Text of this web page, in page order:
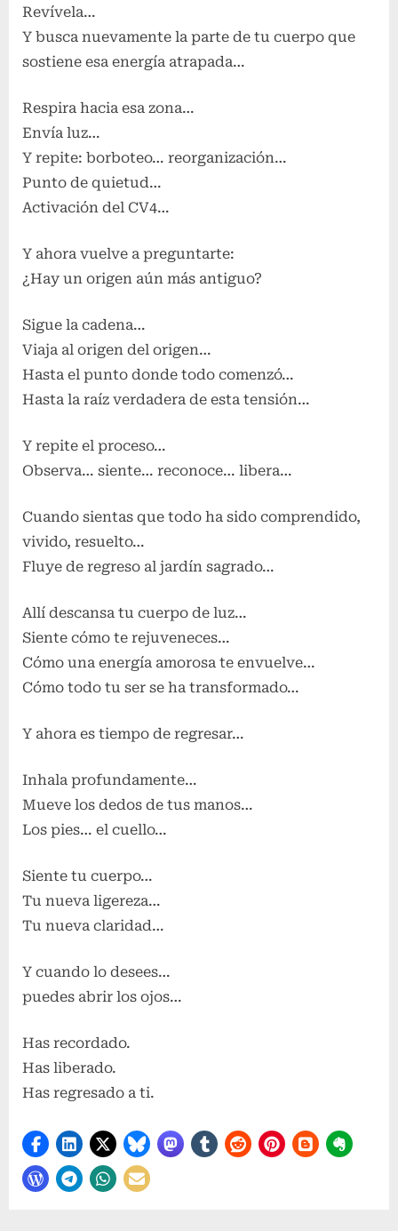
Revívela…
Y busca nuevamente la parte de tu cuerpo que
sostiene esa energía atrapada…
Respira hacia esa zona…
Envía luz…
Y repite: borboteo… reorganización…
Punto de quietud…
Activación del CV4…
Y ahora vuelve a preguntarte:
¿Hay un origen aún más antiguo?
Sigue la cadena…
Viaja al origen del origen…
Hasta el punto donde todo comenzó…
Hasta la raíz verdadera de esta tensión…
Y repite el proceso…
Observa… siente… reconoce… libera…
Cuando sientas que todo ha sido comprendido,
vivido, resuelto…
Fluye de regreso al jardín sagrado…
Allí descansa tu cuerpo de luz…
Siente cómo te rejuveneces…
Cómo una energía amorosa te envuelve…
Cómo todo tu ser se ha transformado…
Y ahora es tiempo de regresar…
Inhala profundamente…
Mueve los dedos de tus manos…
Los pies… el cuello…
Siente tu cuerpo…
Tu nueva ligereza…
Tu nueva claridad…
Y cuando lo desees…
puedes abrir los ojos…
Has recordado.
Has liberado.
Has regresado a ti.